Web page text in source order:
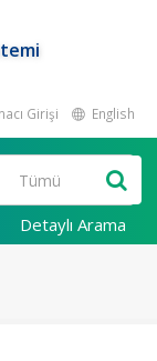
Girişi English
Detaylı Arama